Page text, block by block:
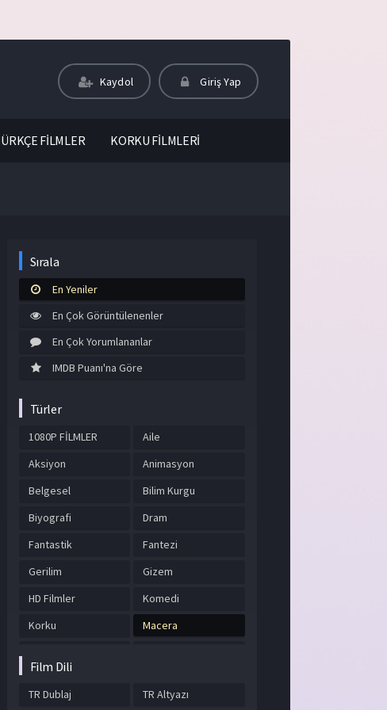
Kaydol Giriş Yap
FİLMLER KORKU FİLMLERİ
Sırala
En Yeniler
En Çok Görüntülenenler
En Çok Yorumlananlar
IMDB Puanı'na Göre
Türler
1080P FİLMLER
Aile
Aksiyon
Animasyon
Belgesel
Bilim Kurgu
Biyografi
Dram
Fantastik
Fantezi
Gerilim
Gizem
HD Filmler
Komedi
Korku
Macera
Film Dili
TR Dublaj TR Altyazı